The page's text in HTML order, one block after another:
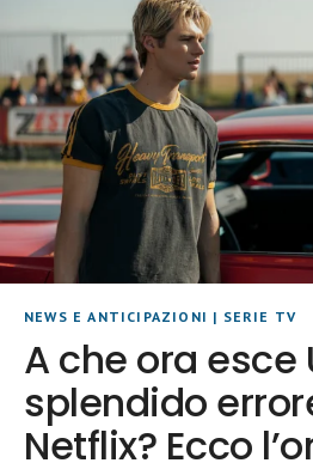
NEWS E ANTICIPAZIONI | SERIE TV
A che ora esce
splendido
Netflix? Ecco